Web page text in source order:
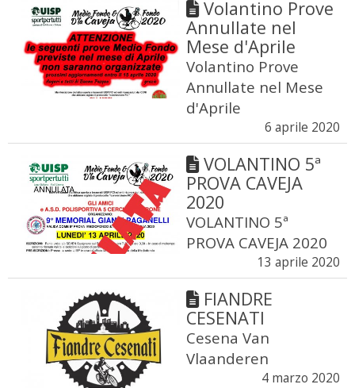
Volantino Prove
Annullate nel
Mese d'Aprile
Volantino Prove
Annullate nel Mese
d'Aprile
6 aprile 2020
VOLANTINO 5ª
PROVA CAVEJA
2020
VOLANTINO 5ª
PROVA CAVEJA 2020
13 aprile 2020
FIANDRE
CESENATI
Cesena Van
Vlaanderen
4 marzo 2020